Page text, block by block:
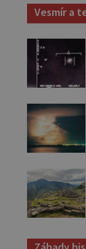
Vesmír a